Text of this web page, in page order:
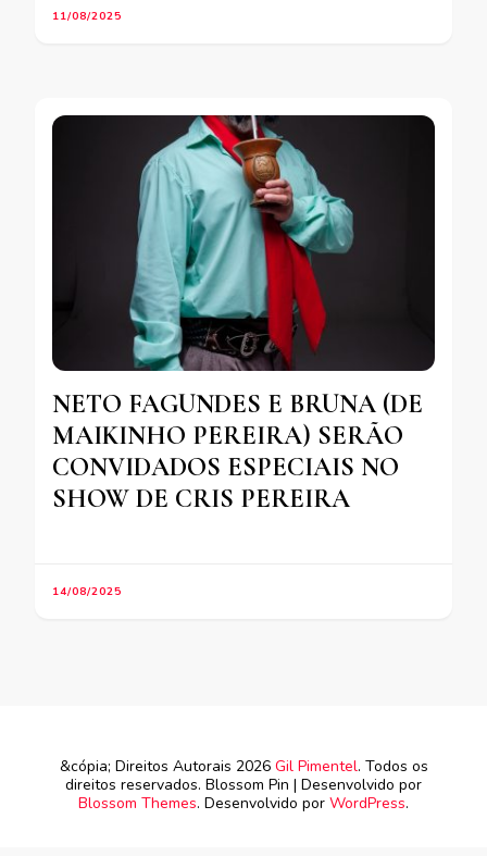
11/08/2025
NETO FAGUNDES E BRUNA (DE
MAIKINHO PEREIRA) SERÃO
CONVIDADOS ESPECIAIS NO
SHOW DE CRIS PEREIRA
14/08/2025
&cópia; Direitos Autorais 2026 Gil Pimentel. Todos os
direitos reservados. Blossom Pin | Desenvolvido por
Blossom Themes. Desenvolvido por WordPress.